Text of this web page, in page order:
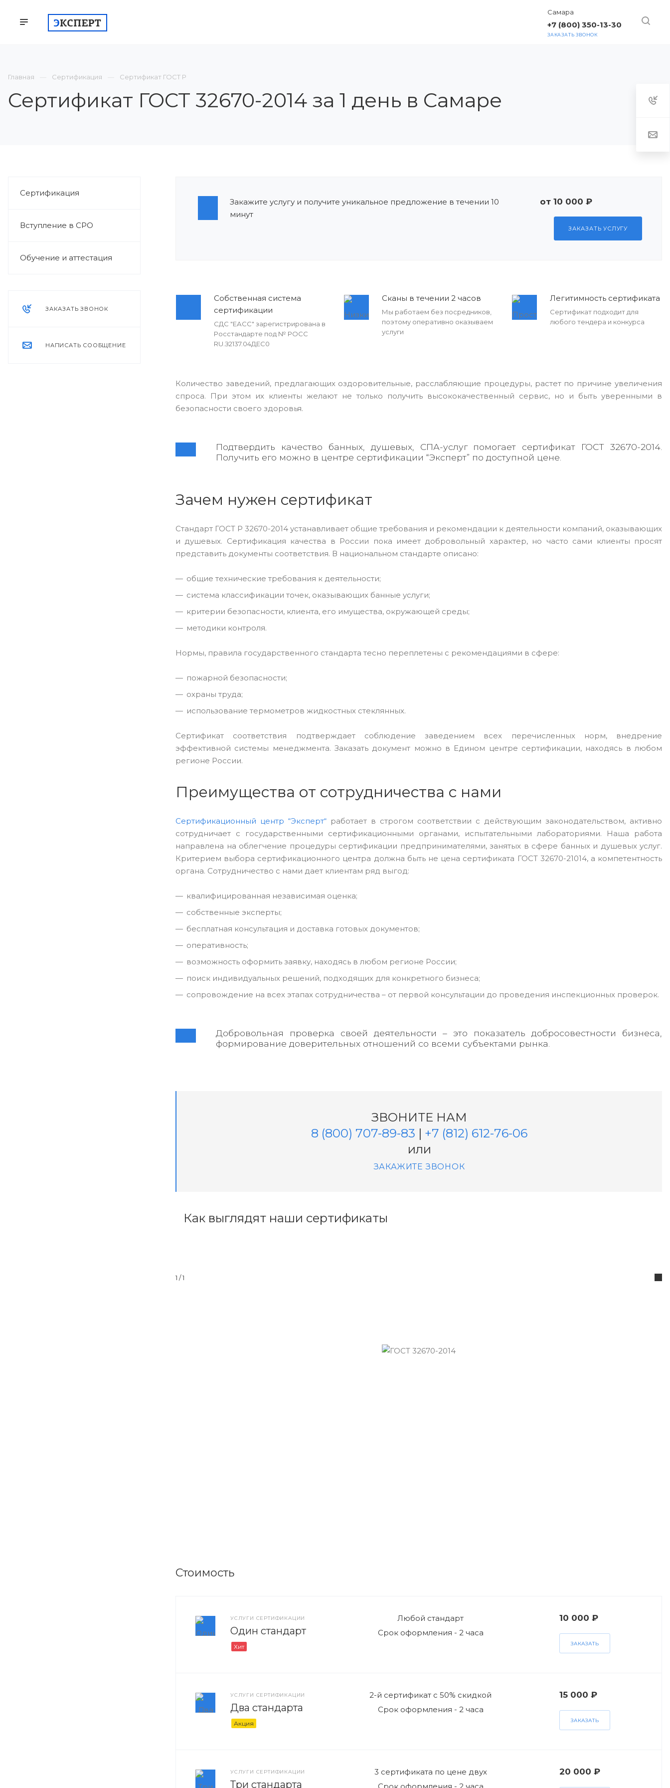
Самара
+7 (800) 350-13-30
ЗАКАЗАТЬ ЗВОНОК
Главная
Сертификация Сертификат ГОСТ Р
Сертификат ГОСТ 32670-2014 за 1 день в Самаре
Сертификация
Вступление в СРО
Обучение и аттестация
ЗАКАЗАТЬ ЗВОНОК
НАПИСАТЬ СООБЩЕНИЕ
Закажите услугу и получите уникальное предложение в течении 10
минут
от 10 000 ₽
ЗАКАЗАТЬ УСЛУГУ
Собственная система
сертификации
СДС "ЕАСС" зарегистрирована в
Росстандарте под № РОСС
RU.З2137.04ДЕС0
Сканы в течении 2 часов
Мы работаем без посредников,
поэтому оперативно оказываем
услуги
Легитимность сертификата
Сертификат подходит для
любого тендера и конкурса
Количество заведений, предлагающих оздоровительные, расслабляющие процедуры, растет по причине увеличения
спроса. При этом их клиенты желают не только получить высококачественный сервис, но и быть уверенными в
безопасности своего здоровья.
Подтвердить качество банных, душевых, СПА-услуг помогает сертификат ГОСТ 32670-2014.
Получить его можно в центре сертификации “Эксперт” по доступной цене.
Зачем нужен сертификат
Стандарт ГОСТ Р 32670-2014 устанавливает общие требования и рекомендации к деятельности компаний, оказывающих
и душевых. Сертификация качества в России пока имеет добровольный характер, но часто сами клиенты просят
представить документы соответствия. В национальном стандарте описано:
общие технические требования к деятельности;
система классификации точек, оказывающих банные услуги;
критерии безопасности, клиента, его имущества, окружающей среды;
методики контроля.
Нормы, правила государственного стандарта тесно переплетены с рекомендациями в сфере:
пожарной безопасности;
охраны труда;
использование термометров жидкостных стеклянных.
Сертификат соответствия подтверждает соблюдение заведением всех перечисленных норм, внедрение
эффективной системы менеджмента. Заказать документ можно в Едином центре сертификации, находясь в любом
регионе России.
Преимущества от сотрудничества с нами
Сертификационный центр “Эксперт“ работает в строгом соответствии с действующим законодательством, активно
сотрудничает с государственными сертификационными органами, испытательными лабораториями. Наша работа
направлена на облегчение процедуры сертификации предпринимателями, занятых в сфере банных и душевых услуг.
Критерием выбора сертификационного центра должна быть не цена сертификата ГОСТ 32670-21014, а компетентность
органа. Сотрудничество с нами дает клиентам ряд выгод:
квалифицированная независимая оценка;
собственные эксперты;
бесплатная консультация и доставка готовых документов;
оперативность;
возможность оформить заявку, находясь в любом регионе России;
поиск индивидуальных решений, подходящих для конкретного бизнеса;
сопровождение на всех этапах сотрудничества – от первой консультации до проведения инспекционных проверок.
Добровольная проверка своей деятельности – это показатель добросовестности бизнеса,
формирование доверительных отношений со всеми субъектами рынка.
ЗВОНИТЕ НАМ
8 (800) 707-89-83 | +7 (812) 612-76-06
или
ЗАКАЖИТЕ ЗВОНОК
Как выглядят наши сертификаты
1 / 1
Стоимость
УСЛУГИ СЕРТИФИКАЦИИ
Один стандарт
Хит
Любой стандарт
Срок оформления - 2 часа
10 000 ₽
ЗАКАЗАТЬ
УСЛУГИ СЕРТИФИКАЦИИ
Два стандарта
Акция
2-й сертификат с 50% скидкой
Срок оформления - 2 часа
15 000 ₽
ЗАКАЗАТЬ
УСЛУГИ СЕРТИФИКАЦИИ
Три стандарта
3 сертификата по цене двух
20 000 ₽